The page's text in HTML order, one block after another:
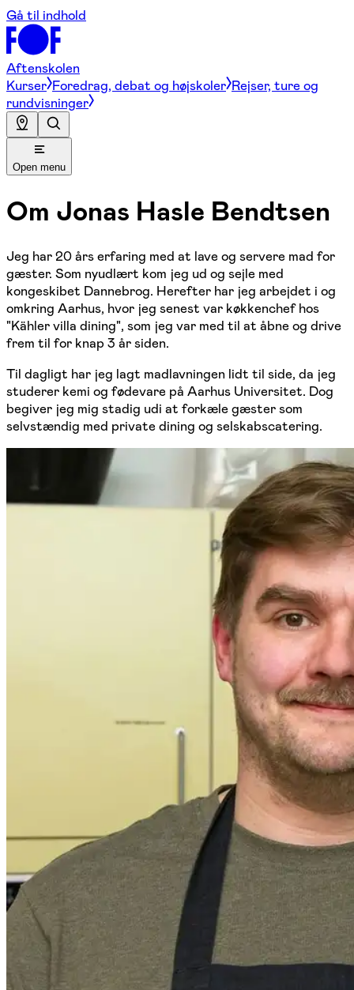
Gå til indhold
Aftenskolen
Kurser Foredrag, debat og højskoler Rejser, ture og
rundvisninger
Open menu
Om Jonas Hasle Bendtsen
Jeg har 20 års erfaring med at lave og servere mad for
gæster. Som nyudlært kom jeg ud og sejle med
kongeskibet Dannebrog. Herefter har jeg arbejdet i og
omkring Aarhus, hvor jeg senest var køkkenchef hos
"Kähler villa dining", som jeg var med til at åbne og drive
frem til for knap 3 år siden.
Til dagligt har jeg lagt madlavningen lidt til side, da jeg
studerer kemi og fødevare på Aarhus Universitet. Dog
begiver jeg mig stadig udi at forkæle gæster som
selvstændig med private dining og selskabscatering.